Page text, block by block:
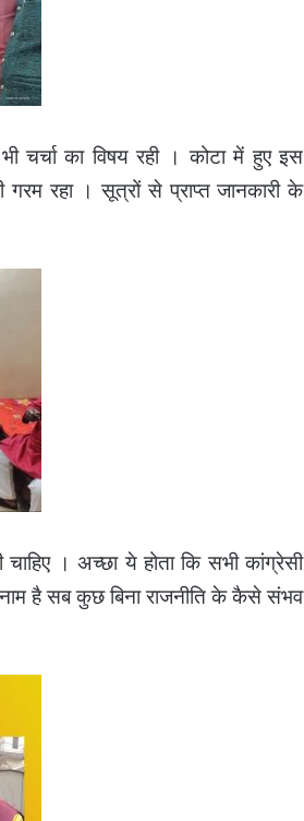
चर्चा का विषय रही । कोटा में हुए इस
रहा । सूत्रों से प्राप्त जानकारी के
। अच्छा ये होता कि सभी कांग्रेसी
है सब कुछ बिना राजनीति के कैसे संभव